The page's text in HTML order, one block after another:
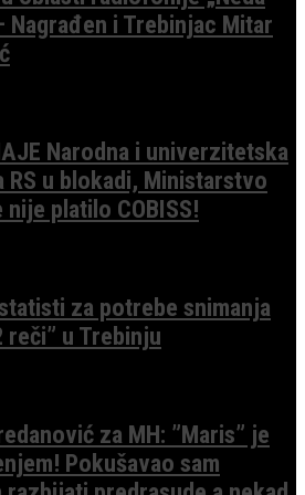
Nagrađen i Trebinjac Mitar
Narodna i univerzitetska
RS u blokadi, Ministarstvo
platilo COBISS!
za potrebe snimanja
reči” u Trebinju
za MH: ”Maris” je
Pokušavao sam